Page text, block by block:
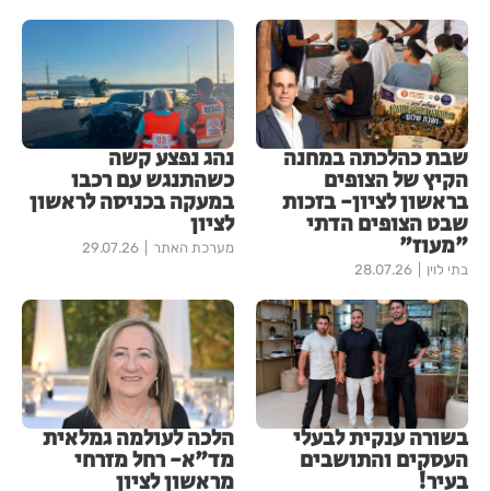
שבת כהלכתה במחנה
הקיץ של הצופים
בראשון לציון- בזכות
שבט הצופים הדתי
"מעוז"
בתי לוין 28.07.26
נהג נפצע קשה
כשהתנגש עם רכבו
במעקה בכניסה לראשון
לציון
מערכת האתר 29.07.26
בשורה ענקית לבעלי
העסקים והתושבים
בעיר!
הלכה לעולמה גמלאית
מד"א- רחל מזרחי
מראשון לציון